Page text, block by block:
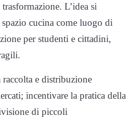
L’idea si
cucina come luogo di
per studenti e cittadini,
raccolta e distribuzione
incentivare la pratica della
di piccoli